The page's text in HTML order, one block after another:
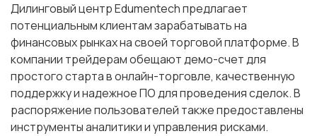
Дилинговый центр Edumentech предлагает
потенциальным клиентам зарабатывать на
финансовых рынках на своей торговой платформе. В
компании трейдерам обещают демо-счет для
простого старта в онлайн-торговле, качественную
поддержку и надежное ПО для проведения сделок. В
распоряжение пользователей также предоставлены
инструменты аналитики и управления рисками.